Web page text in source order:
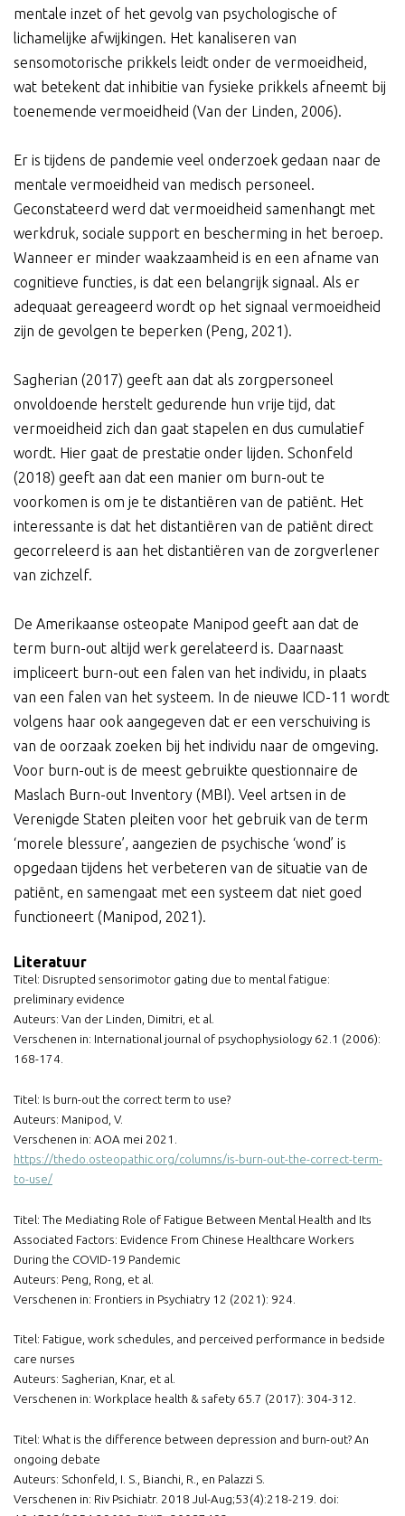
mentale inzet of het gevolg van psychologische of
lichamelijke afwijkingen. Het kanaliseren van
sensomotorische prikkels leidt onder de vermoeidheid,
wat betekent dat inhibitie van fysieke prikkels afneemt bij
toenemende vermoeidheid (Van der Linden, 2006).
Er is tijdens de pandemie veel onderzoek gedaan naar de
mentale vermoeidheid van medisch personeel.
Geconstateerd werd dat vermoeidheid samenhangt met
werkdruk, sociale support en bescherming in het beroep.
Wanneer er minder waakzaamheid is en een afname van
cognitieve functies, is dat een belangrijk signaal. Als er
adequaat gereageerd wordt op het signaal vermoeidheid
zijn de gevolgen te beperken (Peng, 2021).
Sagherian (2017) geeft aan dat als zorgpersoneel
onvoldoende herstelt gedurende hun vrije tijd, dat
vermoeidheid zich dan gaat stapelen en dus cumulatief
wordt. Hier gaat de prestatie onder lijden. Schonfeld
(2018) geeft aan dat een manier om burn-out te
voorkomen is om je te distantiëren van de patiënt. Het
interessante is dat het distantiëren van de patiënt direct
gecorreleerd is aan het distantiëren van de zorgverlener
van zichzelf.
De Amerikaanse osteopate Manipod geeft aan dat de
term burn-out altijd werk gerelateerd is. Daarnaast
impliceert burn-out een falen van het individu, in plaats
van een falen van het systeem. In de nieuwe ICD-11 wordt
volgens haar ook aangegeven dat er een verschuiving is
van de oorzaak zoeken bij het individu naar de omgeving.
Voor burn-out is de meest gebruikte questionnaire de
Maslach Burn-out Inventory (MBI). Veel artsen in de
Verenigde Staten pleiten voor het gebruik van de term
‘morele blessure’, aangezien de psychische ‘wond’ is
opgedaan tijdens het verbeteren van de situatie van de
patiënt, en samengaat met een systeem dat niet goed
functioneert (Manipod, 2021).
Literatuur
Titel: Disrupted sensorimotor gating due to mental fatigue:
preliminary evidence
Auteurs: Van der Linden, Dimitri, et al.
Verschenen in: International journal of psychophysiology 62.1 (2006):
168-174.
Titel: Is burn-out the correct term to use?
Auteurs: Manipod, V.
Verschenen in: AOA mei 2021.
https://thedo.osteopathic.org/columns/is-burn-out-the-correct-term-
to-use/
Titel: The Mediating Role of Fatigue Between Mental Health and Its
Associated Factors: Evidence From Chinese Healthcare Workers
During the COVID-19 Pandemic
Auteurs: Peng, Rong, et al.
Verschenen in: Frontiers in Psychiatry 12 (2021): 924.
Titel: Fatigue, work schedules, and perceived performance in bedside
care nurses
Auteurs: Sagherian, Knar, et al.
Verschenen in: Workplace health & safety 65.7 (2017): 304-312.
Titel: What is the difference between depression and burn-out? An
ongoing debate
Auteurs: Schonfeld, I. S., Bianchi, R., en Palazzi S.
Verschenen in: Riv Psichiatr. 2018 Jul-Aug;53(4):218-219. doi: